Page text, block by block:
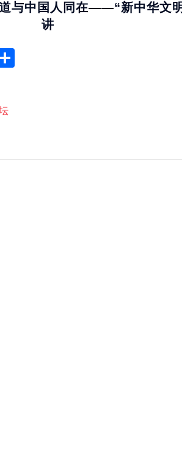
与中国人同在——“新中华文
讲
Twitter